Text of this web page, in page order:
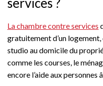
La chambre contre services
gratuitement d’un logement,
studio au domicile du
comme les courses, le
encore l’aide aux personnes